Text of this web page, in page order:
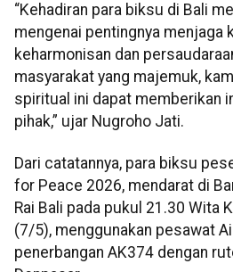
“Kehadiran para biksu di Bali
mengenai pentingnya menjaga
keharmonisan dan
masyarakat yang majemuk,
spiritual ini dapat memberikan
pihak,” ujar Nugroho Jati.
Dari catatannya, para biksu
for Peace 2026, mendarat di
Rai Bali pada pukul 21.30 Wita
(7/5), menggunakan pesawat
penerbangan AK374 dengan